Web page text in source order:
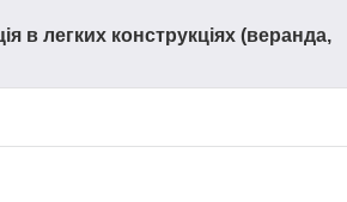
в легких конструкціях (веранда,